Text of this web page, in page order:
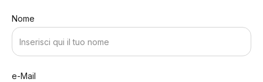
Nome
e-Mail